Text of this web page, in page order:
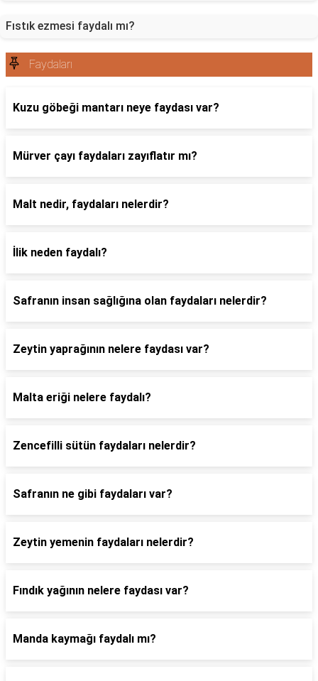
Fıstık ezmesi faydalı mı?
Faydaları
Kuzu göbeği mantarı neye faydası var?
Mürver çayı faydaları zayıflatır mı?
Malt nedir, faydaları nelerdir?
İlik neden faydalı?
Safranın insan sağlığına olan faydaları nelerdir?
Zeytin yaprağının nelere faydası var?
Malta eriği nelere faydalı?
Zencefilli sütün faydaları nelerdir?
Safranın ne gibi faydaları var?
Zeytin yemenin faydaları nelerdir?
Fındık yağının nelere faydası var?
Manda kaymağı faydalı mı?